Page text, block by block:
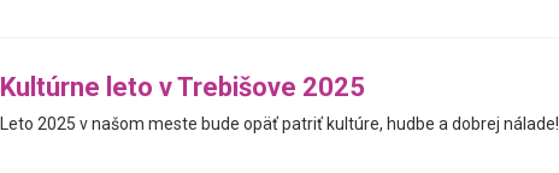
Kultúrne leto v Trebišove 2025
Leto 2025 v našom meste bude opäť patriť kultúre, hudbe a dobrej nálade!